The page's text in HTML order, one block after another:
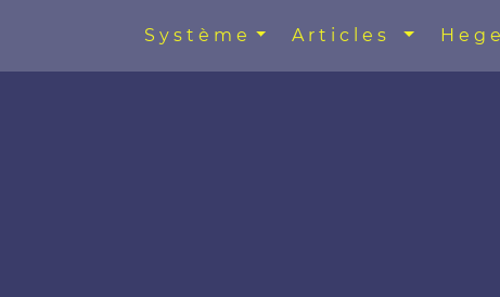
Système Articles